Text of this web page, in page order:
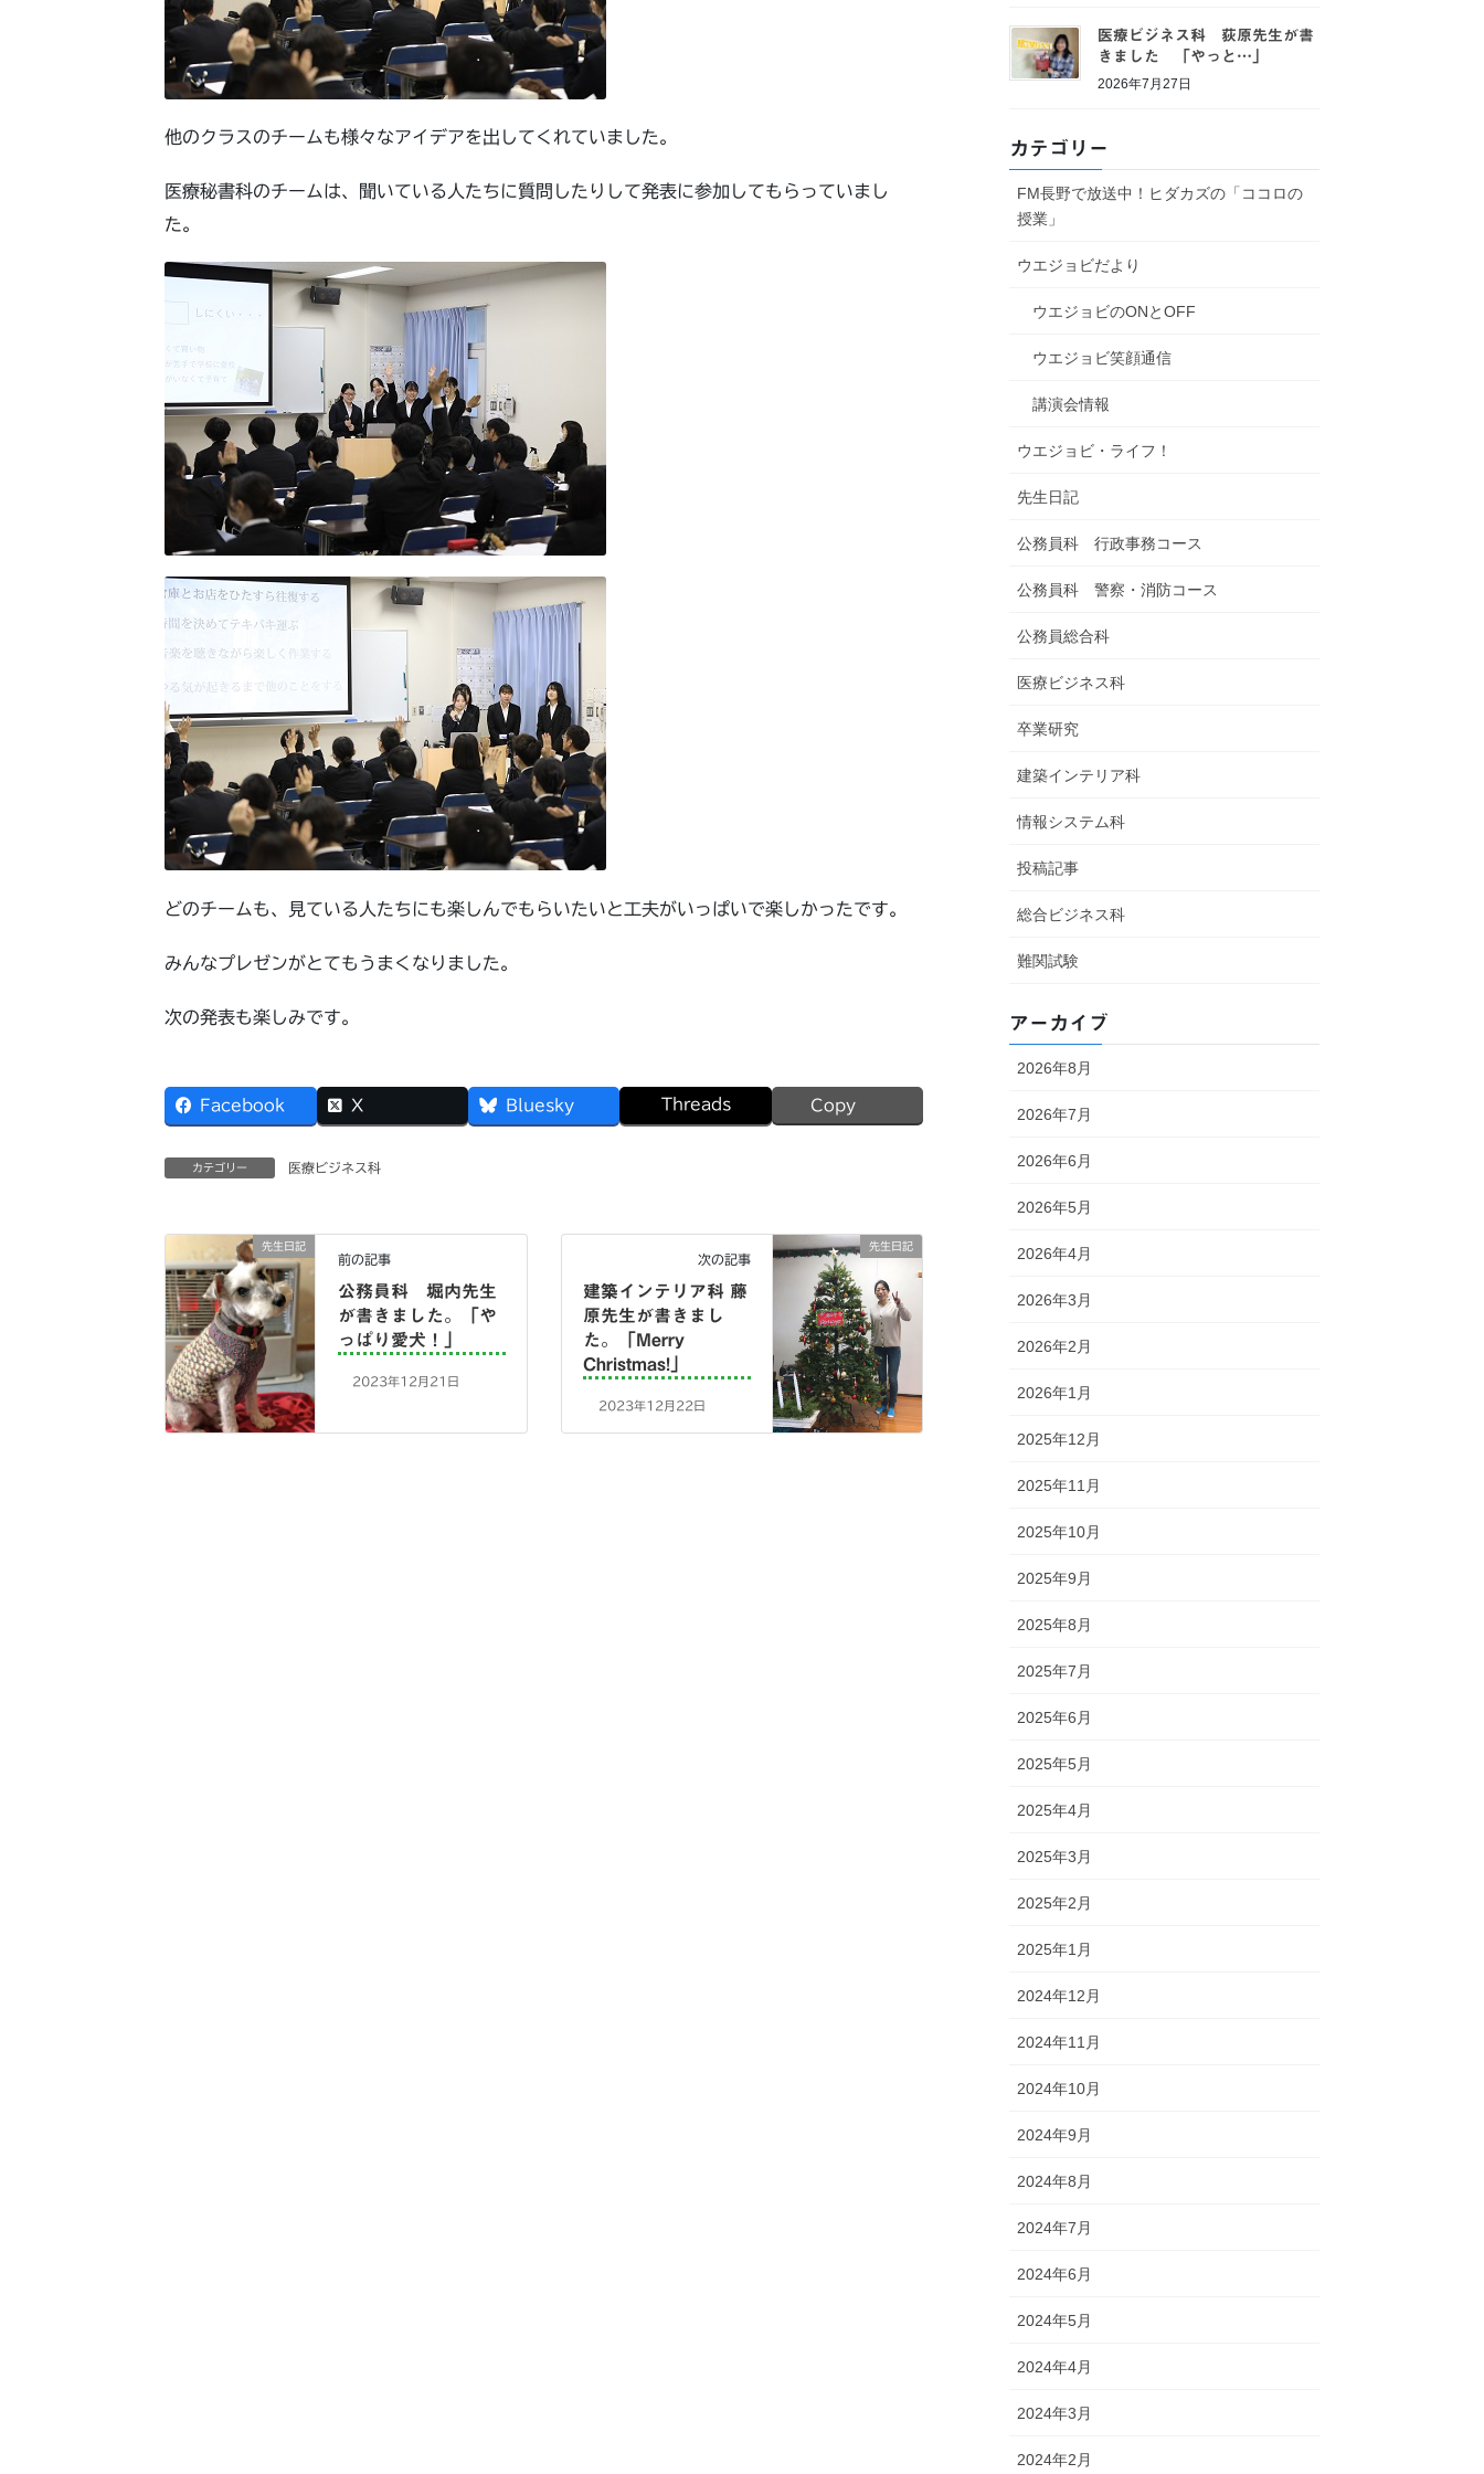
他のクラスのチームも様々なアイデアを出してくれていました。
医療秘書科のチームは、聞いている人たちに質問したりして発表に参加してもらっていまし
た。
どのチームも、見ている人たちにも楽しんでもらいたいと工夫がいっぱいで楽しかったです。
みんなプレゼンがとてもうまくなりました。
次の発表も楽しみです。
Facebook X Bluesky Threads Copy
カテゴリー 医療ビジネス科
先生日記
前の記事
公務員科 堀内先生
が書きました。「や
っぱり愛犬！」
2023年12月21日
先生日記
次の記事
建築インテリア科 藤
原先生が書きまし
た。「Merry
Christmas!」
2023年12月22日
医療ビジネス科 荻原先生が書
きました 「やっと…」
2026年7月27日
カテゴリー
FM長野で放送中！ヒダカズの「ココロの
授業」
ウエジョビだより
ウエジョビのONとOFF
ウエジョビ笑顔通信
講演会情報
ウエジョビ・ライフ！
先生日記
公務員科 行政事務コース
公務員科 警察・消防コース
公務員総合科
医療ビジネス科
卒業研究
建築インテリア科
情報システム科
投稿記事
総合ビジネス科
難関試験
アーカイブ
2026年8月
2026年7月
2026年6月
2026年5月
2026年4月
2026年3月
2026年2月
2026年1月
2025年12月
2025年11月
2025年10月
2025年9月
2025年8月
2025年7月
2025年6月
2025年5月
2025年4月
2025年3月
2025年2月
2025年1月
2024年12月
2024年11月
2024年10月
2024年9月
2024年8月
2024年7月
2024年6月
2024年5月
2024年4月
2024年3月
2024年2月